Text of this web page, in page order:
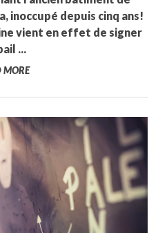
inoccupé depuis cinq ans!
vient en effet de signer
...
MORE